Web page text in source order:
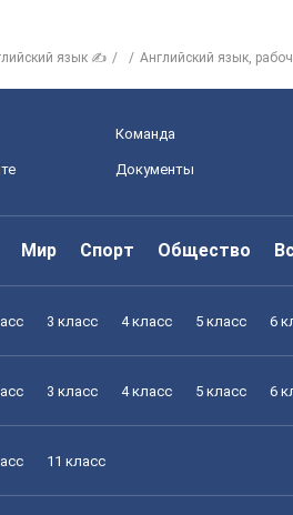
язык ✍ Английский язык,
Команда
Документы
Мир Спорт Общество
3 класс 4 класс 5 класс 6
3 класс 4 класс 5 класс 6
11 класс